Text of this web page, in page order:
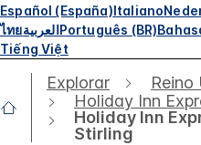
Español (España)Italiano
ไทยالعربيةPortuguês (BR)
Tiếng Việt
Explorar Reino
Holiday Inn
Holiday Inn
Stirling